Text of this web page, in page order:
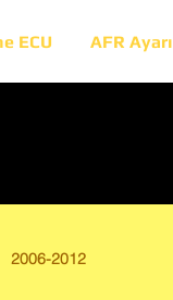
ECU AFR Ayarı
2006-2012